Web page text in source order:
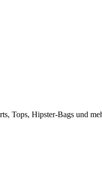
Tops, Hipster-Bags und